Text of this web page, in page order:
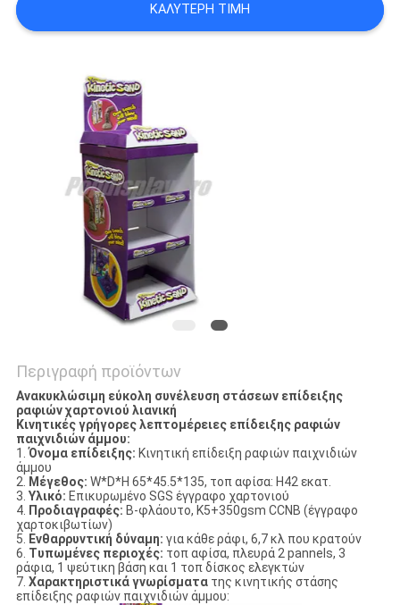
PRIVACY
POLICY
ΚΑΛΎΤΕΡΗ ΤΙΜΉ
Περιγραφή προϊόντων
Ανακυκλώσιμη εύκολη συνέλευση στάσεων επίδειξης
ραφιών χαρτονιού λιανική
Κινητικέςγρήγορες λεπτομέρειες επίδειξης ραφιών
παιχνιδιών άμμου:
1.Όνομα επίδειξης: Κινητική επίδειξη ραφιώνπαιχνιδιών
άμμου
2. Μέγεθος: W*D*H 65*45.5*135, τοπ αφίσα: H42 εκατ.
3. Υλικό: Επικυρωμένο SGS έγγραφο χαρτονιού
4. Προδιαγραφές: Β-φλάουτο, K5+350gsm CCNB (έγγραφο
χαρτοκιβωτίων)
5. Ενθαρρυντική δύναμη: για κάθε ράφι, 6,7 κλ που κρατούν
6. Τυπωμένες περιοχές: τοπ αφίσα, πλευρά 2 pannels, 3
ράφια, 1 ψεύτικη βάση και 1 τοπ δίσκος ελεγκτών
7. Χαρακτηριστικά γνωρίσματατης κινητικής στάσης
επίδειξης ραφιών παιχνιδιών άμμου: